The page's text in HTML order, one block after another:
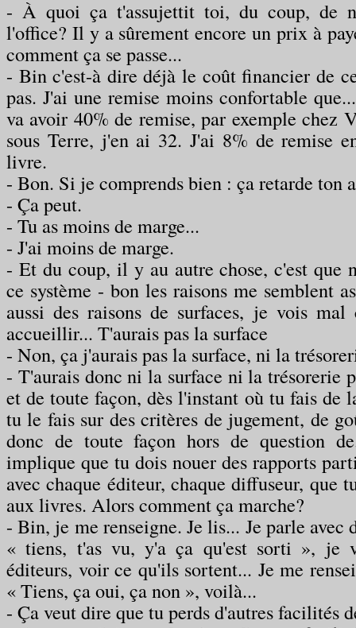
- À quoi ça t'assujettit toi, du coup, de
l'office? Il y a sûrement encore un prix à
comment ça se passe...
- Bin c'est-à dire déjà le coût financier de
pas. J'ai une remise moins confortable
va avoir 40% de remise, par exemple chez
sous Terre, j'en ai 32. J'ai 8% de remise
livre.
- Bon. Si je comprends bien : ça retarde ton
- Ça peut.
- Tu as moins de marge...
- J'ai moins de marge.
- Et du coup, il y au autre chose, c'est que
ce système - bon les raisons me semblent
aussi des raisons de surfaces, je vois
accueillir... T'aurais pas la surface
- Non, ça j'aurais pas la surface, ni la
- T'aurais donc ni la surface ni la trésorerie
et de toute façon, dès l'instant où tu fais de
tu le fais sur des critères de jugement, de
donc de toute façon hors de question
implique que tu dois nouer des rapports
avec chaque éditeur, chaque diffuseur, que
aux livres. Alors comment ça marche?
- Bin, je me renseigne. Je lis... Je parle avec
« tiens, t'as vu, y'a ça qu'est sorti », je
éditeurs, voir ce qu'ils sortent... Je me
« Tiens, ça oui, ça non », voilà...
- Ça veut dire que tu perds d'autres facilités